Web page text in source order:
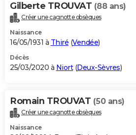
Gilberte TROUVAT (88 ans)
Créer une cagnotte obsèques
Naissance
16/05/1931 à Thiré (Vendée)
Décès
25/03/2020 à Niort(Deux-Sèvres)
Romain TROUVAT (50 ans)
Créer une cagnotte obsèques
Naissance